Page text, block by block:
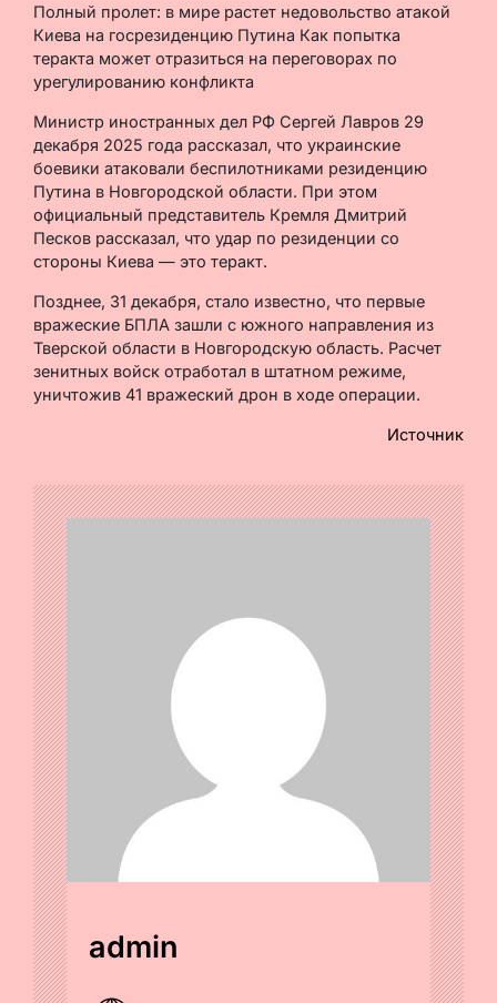
Полный пролет: в мире растет недовольство атакой
Киева на госрезиденцию Путина Как попытка
теракта может отразиться на переговорах по
урегулированию конфликта
Министр иностранных дел РФ Сергей Лавров 29
декабря 2025 года рассказал, что украинские
боевики атаковали беспилотниками резиденцию
Путина в Новгородской области. При этом
официальный представитель Кремля Дмитрий
Песков рассказал, что удар по резиденции со
стороны Киева — это теракт.
Позднее, 31 декабря, стало известно, что первые
вражеские БПЛА зашли с южного направления из
Тверской области в Новгородскую область. Расчет
зенитных войск отработал в штатном режиме,
уничтожив 41 вражеский дрон в ходе операции.
Источник
admin